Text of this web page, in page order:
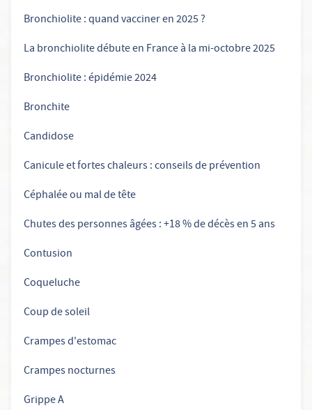
Bronchiolite : quand vacciner en 2025 ?
La bronchiolite débute en France à la mi-octobre 2025
Bronchiolite : épidémie 2024
Bronchite
Candidose
Canicule et fortes chaleurs : conseils de prévention
Céphalée ou mal de tête
Chutes des personnes âgées : +18 % de décès en 5 ans
Contusion
Coqueluche
Coup de soleil
Crampes d'estomac
Crampes nocturnes
Grippe A